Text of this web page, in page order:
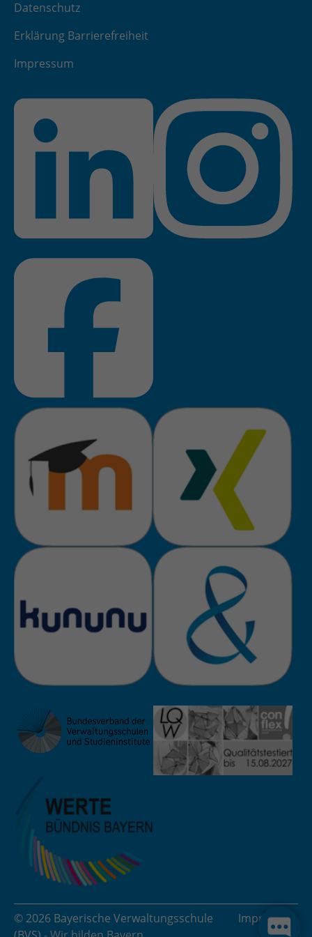
Datenschutz
Erklärung Barrierefreiheit
Impressum
© 2026 Bayerische Verwaltungsschule
Impressum